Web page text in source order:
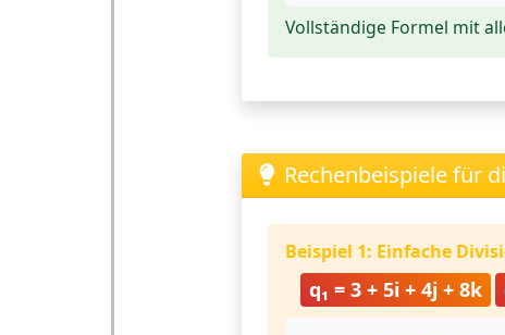
Vollständige Formel mit
Rechenbeispiele für
Beispiel 1: Einfache
q₁ = 3 + 5i + 4j + 8k